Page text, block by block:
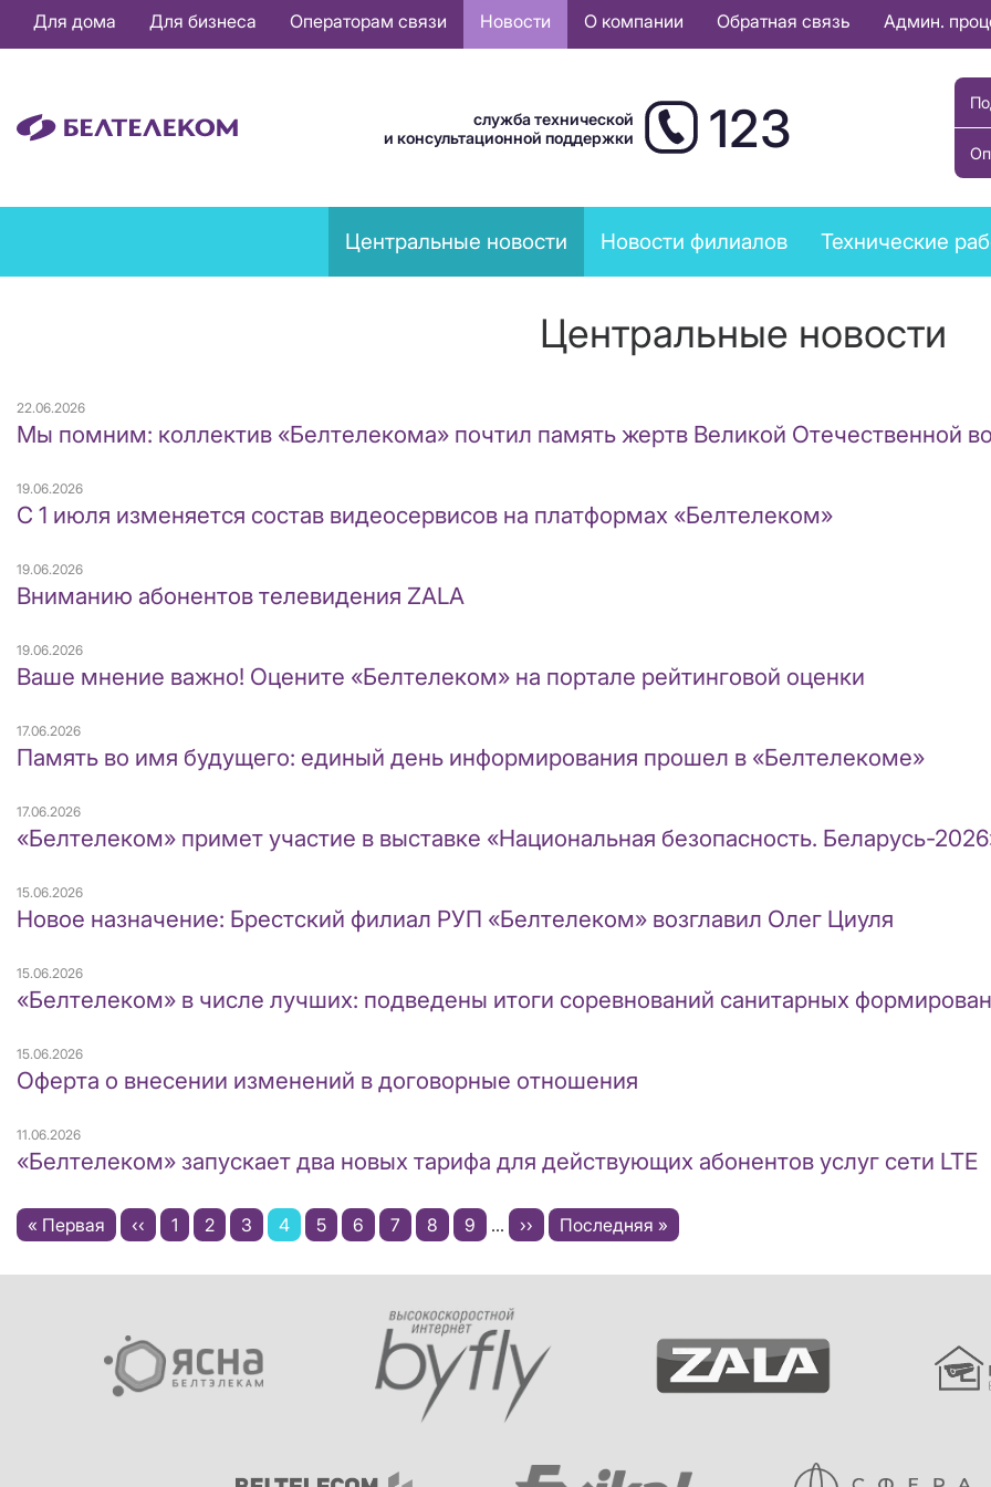
Основная
навигация
Для дома Для бизнеса Операторам связи Новости О компании Обратная связь Админ.
служба технической
и консультационной поддержки
123
News
menu
Центральные новости Новости филиалов Технические
Центральные новости
22.06.2026
Мы помним: коллектив «Белтелекома» почтил память жертв Великой Отечественной
19.06.2026
С 1 июля изменяется состав видеосервисов на платформах «Белтелеком»
19.06.2026
Вниманию абонентов телевидения ZALA
19.06.2026
Ваше мнение важно! Оцените «Белтелеком» на портале рейтинговой оценки
17.06.2026
Память во имя будущего: единый день информирования прошел в «Белтелекоме»
17.06.2026
«Белтелеком» примет участие в выставке «Национальная безопасность. Беларусь-
15.06.2026
Новое назначение: Брестский филиал РУП «Белтелеком» возглавил Олег Циуля
15.06.2026
«Белтелеком» в числе лучших: подведены итоги соревнований санитарных
15.06.2026
Оферта о внесении изменений в договорные отношения
11.06.2026
«Белтелеком» запускает два новых тарифа для действующих абонентов услуг сети LTE
Нумерация
страниц
Первая
« Первая ←
‹‹ Page
1 Page
2 Page
3
Текущая
4 Page
5 Page
6 Page
7 Page
8 Page
9 …
Следующая
››
Последняя
Последняя »